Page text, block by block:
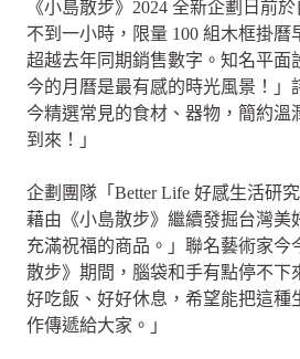
《小島散步》2024 全新企劃日前
不到一小時，限量 100 組木框掛曆
超越去年同期銷售數字。知名平面
今的月曆是最有感的時光風景！」
今精選常見的食材、器物，簡約溫
到來！」
企劃團隊「Better Life 好感生活研
藉由《小島散步》繼續發掘台灣美
充滿祝福的商品。」聯名藝術家今
散步》期間，腦袋和手有點停不下
好吃飯、好好休息，希望能把這種
作傳遞給大家。」